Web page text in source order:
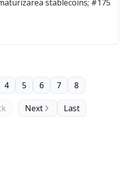
stablecoins; #175
4 5 6 7 8
Next Last